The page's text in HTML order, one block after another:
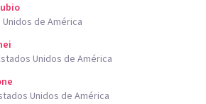
de América
Unidos de América
Unidos de América